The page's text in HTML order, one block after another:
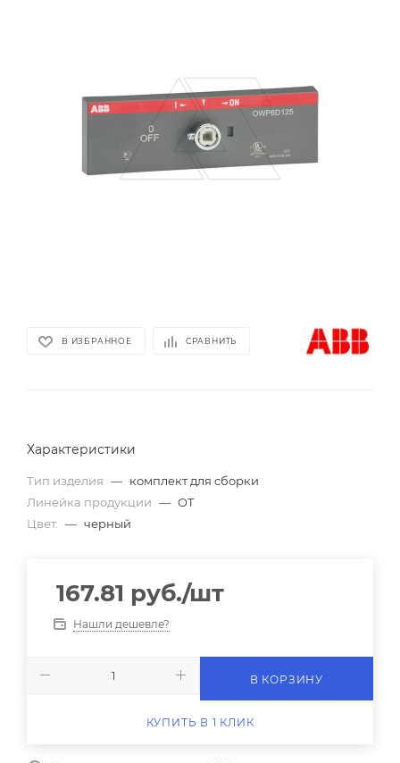
В ИЗБРАННОЕ СРАВНИТЬ
Характеристики
Тип изделия — комплект для сборки
Линейка продукции — OT
Цвет.
— черный
167.81 руб./шт
Нашли дешевле?
В КОРЗИНУ
КУПИТЬ В 1 КЛИК